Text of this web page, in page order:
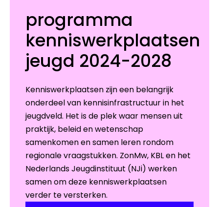
programma
kenniswerkplaatsen
jeugd 2024-2028
Kenniswerkplaatsen zijn een belangrijk
onderdeel van kennisinfrastructuur in het
jeugdveld. Het is de plek waar mensen uit
praktijk, beleid en wetenschap
samenkomen en samen leren rondom
regionale vraagstukken. ZonMw, KBL en het
Nederlands Jeugdinstituut (NJi) werken
samen om deze kenniswerkplaatsen
verder te versterken.